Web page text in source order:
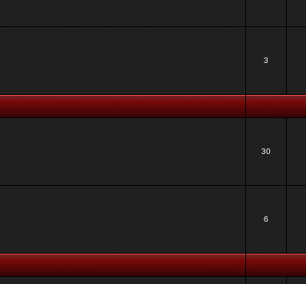
3
30
6